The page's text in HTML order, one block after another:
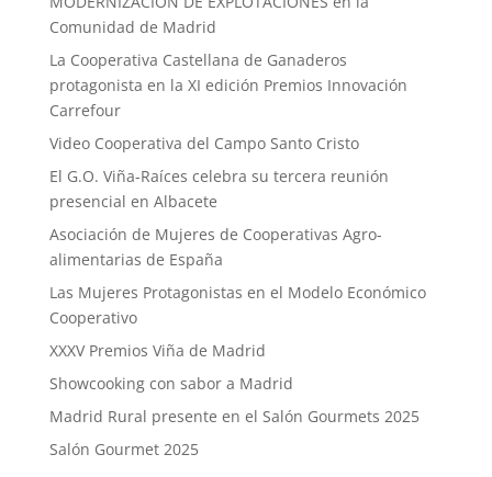
Comunidad de Madrid
La Cooperativa Castellana de Ganaderos
protagonista en la XI edición Premios Innovación
Carrefour
Video Cooperativa del Campo Santo Cristo
El G.O. Viña-Raíces celebra su tercera reunión
presencial en Albacete
Asociación de Mujeres de Cooperativas Agro-
alimentarias de España
Las Mujeres Protagonistas en el Modelo Económico
Cooperativo
XXXV Premios Viña de Madrid
Showcooking con sabor a Madrid
Madrid Rural presente en el Salón Gourmets 2025
Salón Gourmet 2025